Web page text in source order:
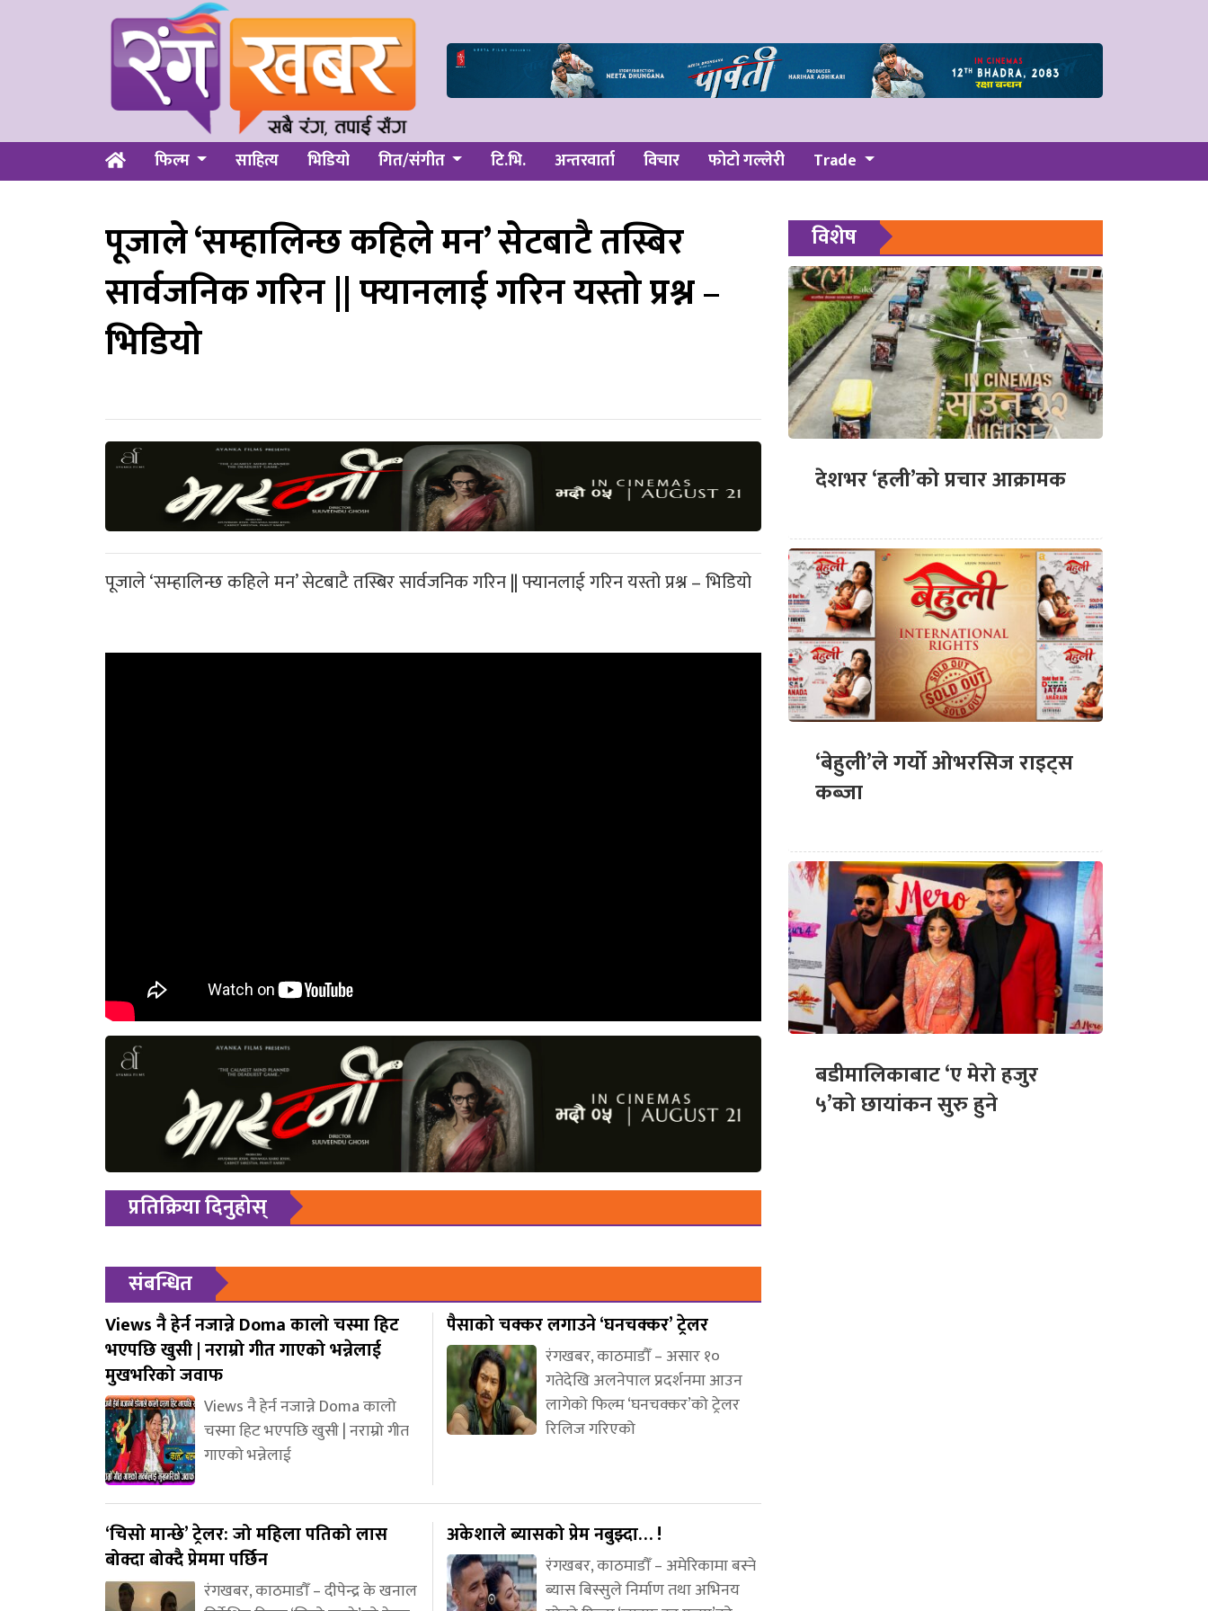
फिल्म साहित्य भिडियो गित/संगीत टि.भि. अन्तरवार्ता विचार फोटो गल्लेरी Trade
पूजाले ‘सम्हालिन्छ कहिले मन’ सेटबाटै तस्बिर
सार्वजनिक गरिन || फ्यानलाई गरिन यस्तो प्रश्न –
भिडियो
पूजाले ‘सम्हालिन्छ कहिले मन’ सेटबाटै तस्बिर सार्वजनिक गरिन || फ्यानलाई गरिन यस्तो प्रश्न – भिडियो
प्रतिक्रिया दिनुहोस्
संबन्धित
Views नै हेर्न नजान्ने Doma कालो चस्मा हिट
भएपछि खुसी | नराम्रो गीत गाएको भन्नेलाई
मुखभरिको जवाफ
Views नै हेर्न नजान्ने Doma कालो
चस्मा हिट भएपछि खुसी | नराम्रो गीत
गाएको भन्नेलाई
पैसाको चक्कर लगाउने ‘घनचक्कर’ ट्रेलर
रंगखबर, काठमाडौँ – असार १०
गतेदेखि अलनेपाल प्रदर्शनमा आउन
लागेको फिल्म ‘घनचक्कर’को ट्रेलर
रिलिज गरिएको
‘चिसो मान्छे’ ट्रेलर: जो महिला पतिको लास
बोक्दा बोक्दै प्रेममा पर्छिन
रंगखबर, काठमाडौँ – दीपेन्द्र के खनाल
अकेशाले ब्यासको प्रेम नबुझ्दा… !
रंगखबर, काठमाडौँ – अमेरिकामा बस्ने
ब्यास बिस्सुले निर्माण तथा अभिनय
विशेष
देशभर ‘हली’को प्रचार आक्रामक
‘बेहुली’ले गर्यो ओभरसिज राइट्स
कब्जा
बडीमालिकाबाट ‘ए मेरो हजुर
५’को छायांकन सुरु हुने